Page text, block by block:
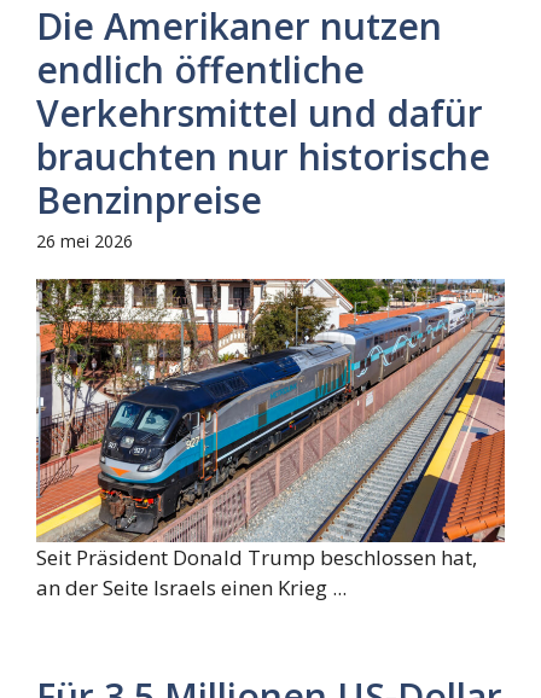
Die Amerikaner nutzen
endlich öffentliche
Verkehrsmittel und dafür
brauchten nur historische
Benzinpreise
26 mei 2026
Seit Präsident Donald Trump beschlossen hat,
an der Seite Israels einen Krieg ...